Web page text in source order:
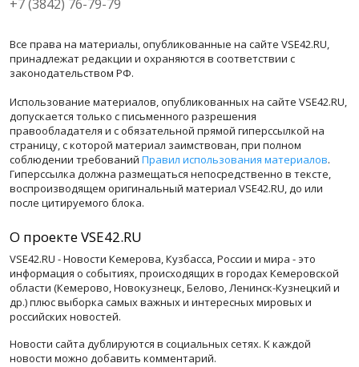
+7 (3842) 76-79-79
Все права на материалы, опубликованные на сайте VSE42.RU,
принадлежат редакции и охраняются в соответствии с
законодательством РФ.
Использование материалов, опубликованных на сайте VSE42.RU,
допускается только с письменного разрешения
правообладателя и с обязательной прямой гиперссылкой на
страницу, с которой материал заимствован, при полном
соблюдении требований Правил использования материалов.
Гиперссылка должна размещаться непосредственно в тексте,
воспроизводящем оригинальный материал VSE42.RU, до или
после цитируемого блока.
О проекте VSE42.RU
VSE42.RU - Новости Кемерова, Кузбасса, России и мира - это
информация о событиях, происходящих в городах Кемеровской
области (Кемерово, Новокузнецк, Белово, Ленинск-Кузнецкий и
др.) плюс выборка самых важных и интересных мировых и
российских новостей.
Новости сайта дублируются в социальных сетях. К каждой
новости можно добавить комментарий.